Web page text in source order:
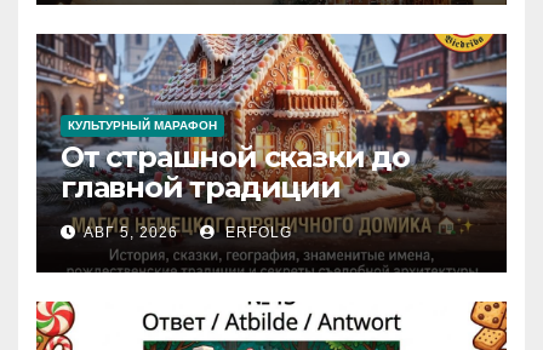
КУЛЬТУРНЫЙ МАРАФОН
От страшной сказки до
главной традиции
Рождества: секреты
немецкого пряничного
домика!
АВГ 5, 2026 ERFOLG